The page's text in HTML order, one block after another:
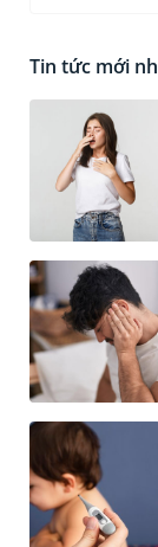
Tin tức mới